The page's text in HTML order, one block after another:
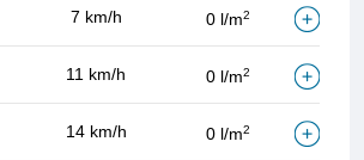
7 km/h 0 l/m2
11 km/h 0 l/m2
14 km/h 0 l/m2